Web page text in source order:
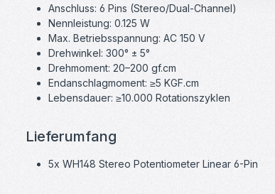
Anschluss: 6 Pins (Stereo/Dual-Channel)
Nennleistung: 0.125 W
Max. Betriebsspannung: AC 150 V
Drehwinkel: 300° ± 5°
Drehmoment: 20–200 gf.cm
Endanschlagmoment: ≥5 KGF.cm
Lebensdauer: ≥10.000 Rotationszyklen
Lieferumfang
5x WH148 Stereo Potentiometer Linear 6-Pin